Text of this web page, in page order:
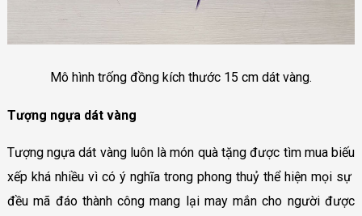
Mô hình trống đồng kích thước 15 cm dát vàng.
Tượng ngựa dát vàng
Tượng ngựa dát vàng luôn là món quà tặng được tìm mua biếu
xếp khá nhiều vì có ý nghĩa trong phong thuỷ thể hiện mọi sự
đều mã đáo thành công mang lại may mắn cho người được